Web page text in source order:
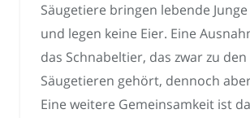
Säugetiere bringen lebende
und legen keine Eier. Eine
das Schnabeltier, das zwar zu den
Säugetieren gehört, dennoch
Eine weitere Gemeinsamkeit ist